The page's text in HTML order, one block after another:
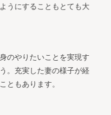
うにすることもとても大
のやりたいことを実現す
。充実した妻の様子が経
ともあります。